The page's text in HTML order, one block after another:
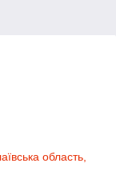
область,